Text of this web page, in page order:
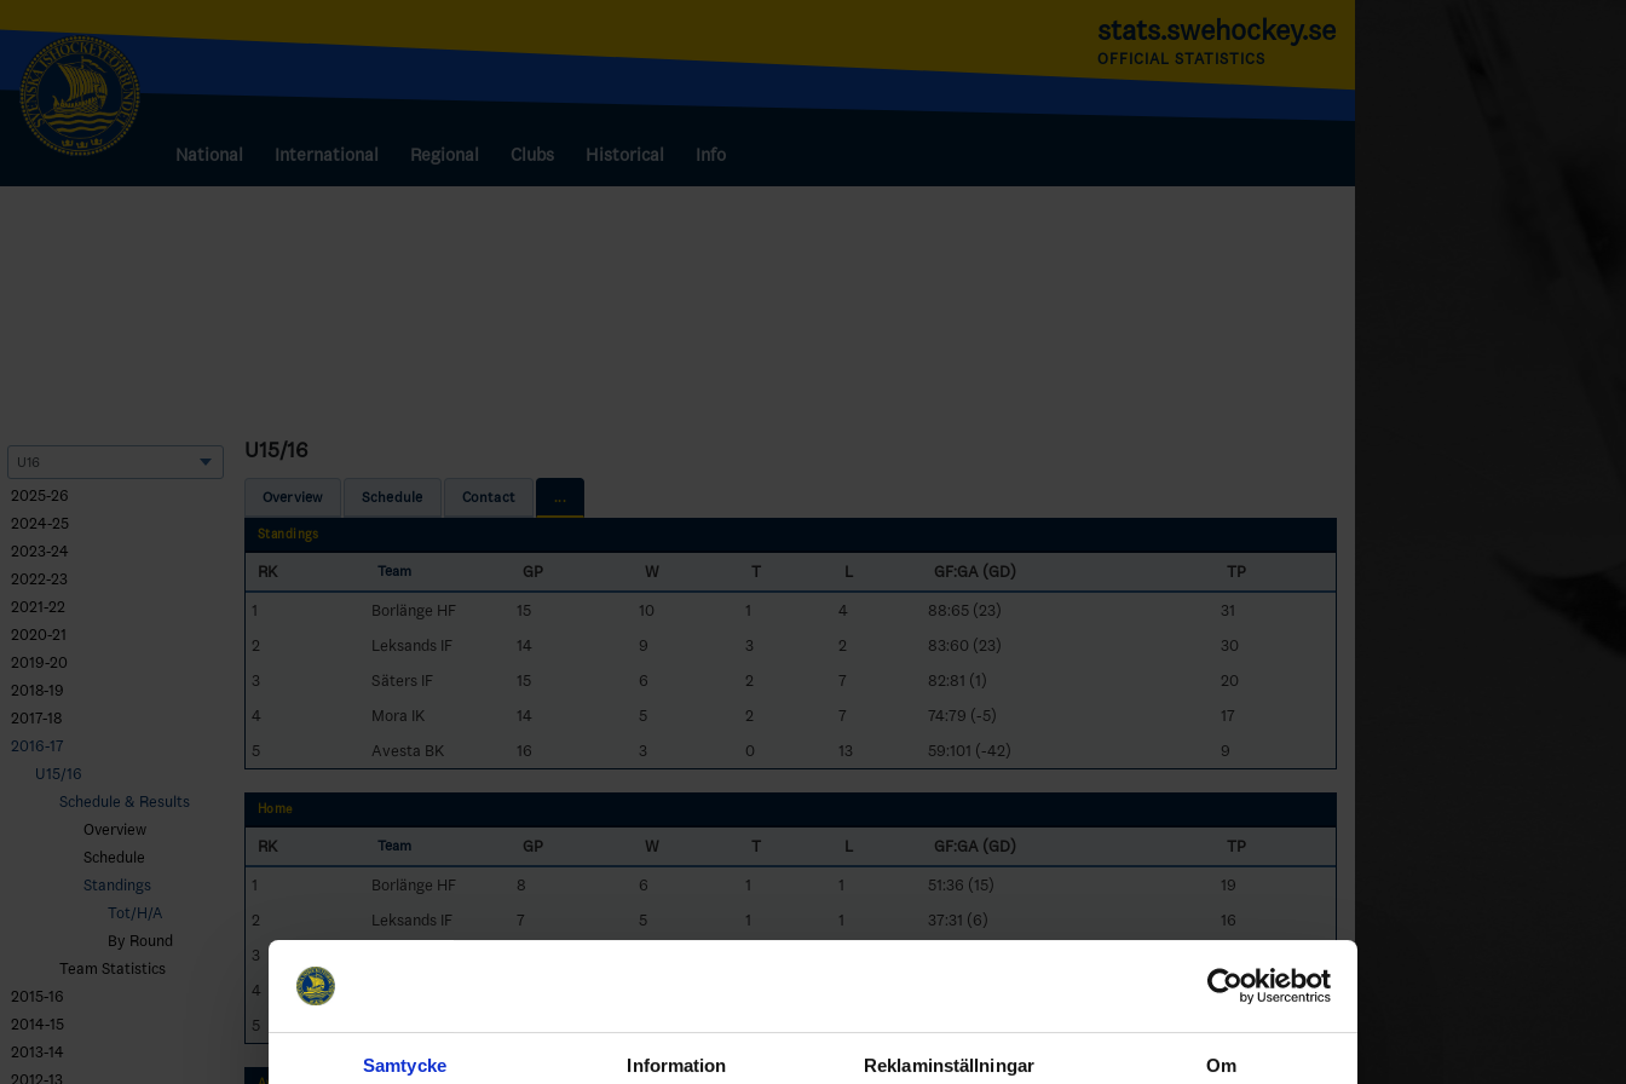
Samtycke Information Reklaminställningar Om
National International Regional Clubs Historical Info
stats.swehockey.se
OFFICIAL STATISTICS
2025-26
2024-25
2023-24
2022-23
2021-22
2020-21
2019-20
2018-19
2017-18
2016-17
U15/16
Schedule & Results
Overview
Schedule
Standings
Tot/H/A
By Round
Team Statistics
2015-16
2014-15
2013-14
2012-13
U15/16
Overview Schedule Contact ...
Standings
RK Team GP W T L GF:GA (GD)
TP
1
Borlänge HF 15 10 1 4 88:65 (23)
31
2
Leksands IF 14 9 3 2 83:60 (23)
30
3
Säters IF 15 6 2 7 82:81 (1)
20
4
Mora IK 14 5 2 7 74:79 (-5)
17
5
Avesta BK 16 3 0 13 59:101 (-42) 9
Home
RK Team GP W T L GF:GA (GD)
TP
1
Borlänge HF 8 6 1 1 51:36 (15)
19
2
Leksands IF 7 5 1 1 37:31 (6)
16
3
4
7
5